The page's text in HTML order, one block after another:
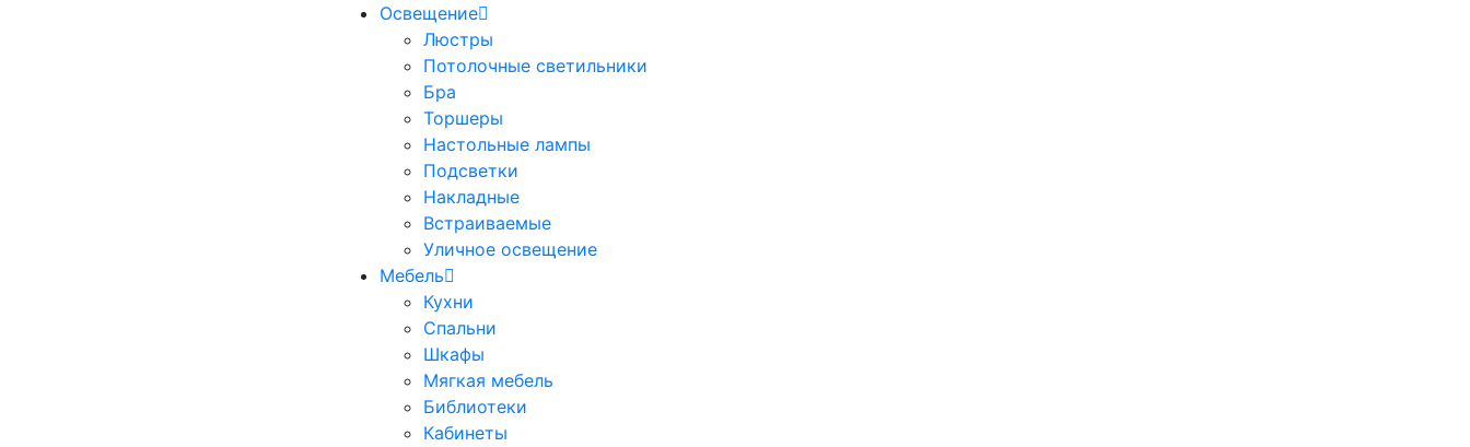
Освещение
Люстры
Потолочные светильники
Бра
Торшеры
Настольные лампы
Подсветки
Накладные
Встраиваемые
Уличное освещение
Мебель
Кухни
Спальни
Шкафы
Мягкая мебель
Библиотеки
Кабинеты